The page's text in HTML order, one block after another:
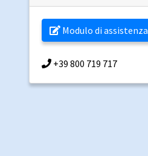
Modulo di assistenza
+39 800 719 717